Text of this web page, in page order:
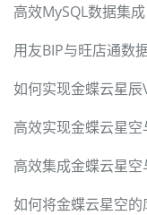
高效MySQL数据集
用友BIP与旺店通数
如何实现金蝶云星
高效实现金蝶云星
高效集成金蝶云星
如何将金蝶云星空的